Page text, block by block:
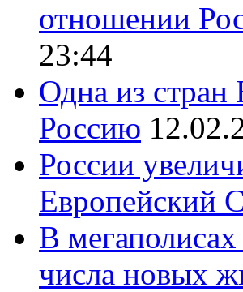
отношении
23:44
Одна из стран
Россию
России
Европейский
В
числа новых